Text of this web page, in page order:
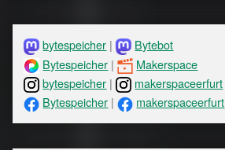
bytespeicher |
Bytebot
Bytespeicher |
Makerspace
bytespeicher |
makerspaceerfurt
Bytespeicher | makerspaceerfurt